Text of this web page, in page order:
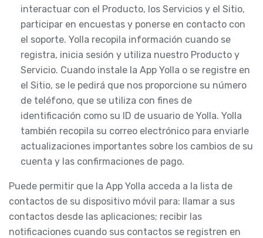
interactuar con el Producto, los Servicios y el Sitio,
participar en encuestas y ponerse en contacto con
el soporte. Yolla recopila información cuando se
registra, inicia sesión y utiliza nuestro Producto y
Servicio. Cuando instale la App Yolla o se registre en
el Sitio, se le pedirá que nos proporcione su número
de teléfono, que se utiliza con fines de
identificación como su ID de usuario de Yolla. Yolla
también recopila su correo electrónico para enviarle
actualizaciones importantes sobre los cambios de su
cuenta y las confirmaciones de pago.
Puede permitir que la App Yolla acceda a la lista de
contactos de su dispositivo móvil para: llamar a sus
contactos desde las aplicaciones; recibir las
notificaciones cuando sus contactos se registren en